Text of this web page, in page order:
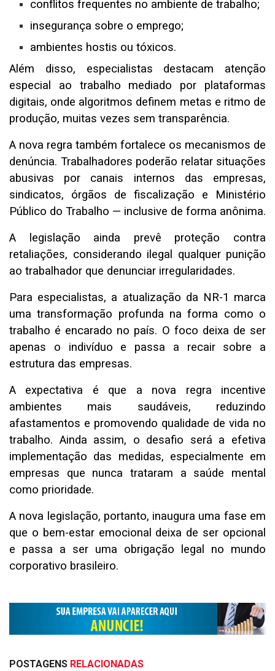
conflitos frequentes no ambiente de trabalho;
insegurança sobre o emprego;
ambientes hostis ou tóxicos.
Além disso, especialistas destacam atenção
especial ao trabalho mediado por plataformas
digitais, onde algoritmos definem metas e ritmo de
produção, muitas vezes sem transparência.
A nova regra também fortalece os mecanismos de
denúncia. Trabalhadores poderão relatar situações
abusivas por canais internos das empresas,
sindicatos, órgãos de fiscalização e Ministério
Público do Trabalho — inclusive de forma anônima.
A legislação ainda prevê proteção contra
retaliações, considerando ilegal qualquer punição
ao trabalhador que denunciar irregularidades.
Para especialistas, a atualização da NR-1 marca
uma transformação profunda na forma como o
trabalho é encarado no país. O foco deixa de ser
apenas o indivíduo e passa a recair sobre a
estrutura das empresas.
A expectativa é que a nova regra incentive
ambientes mais saudáveis, reduzindo
afastamentos e promovendo qualidade de vida no
trabalho. Ainda assim, o desafio será a efetiva
implementação das medidas, especialmente em
empresas que nunca trataram a saúde mental
como prioridade.
A nova legislação, portanto, inaugura uma fase em
que o bem-estar emocional deixa de ser opcional
e passa a ser uma obrigação legal no mundo
corporativo brasileiro.
POSTAGENS RELACIONADAS